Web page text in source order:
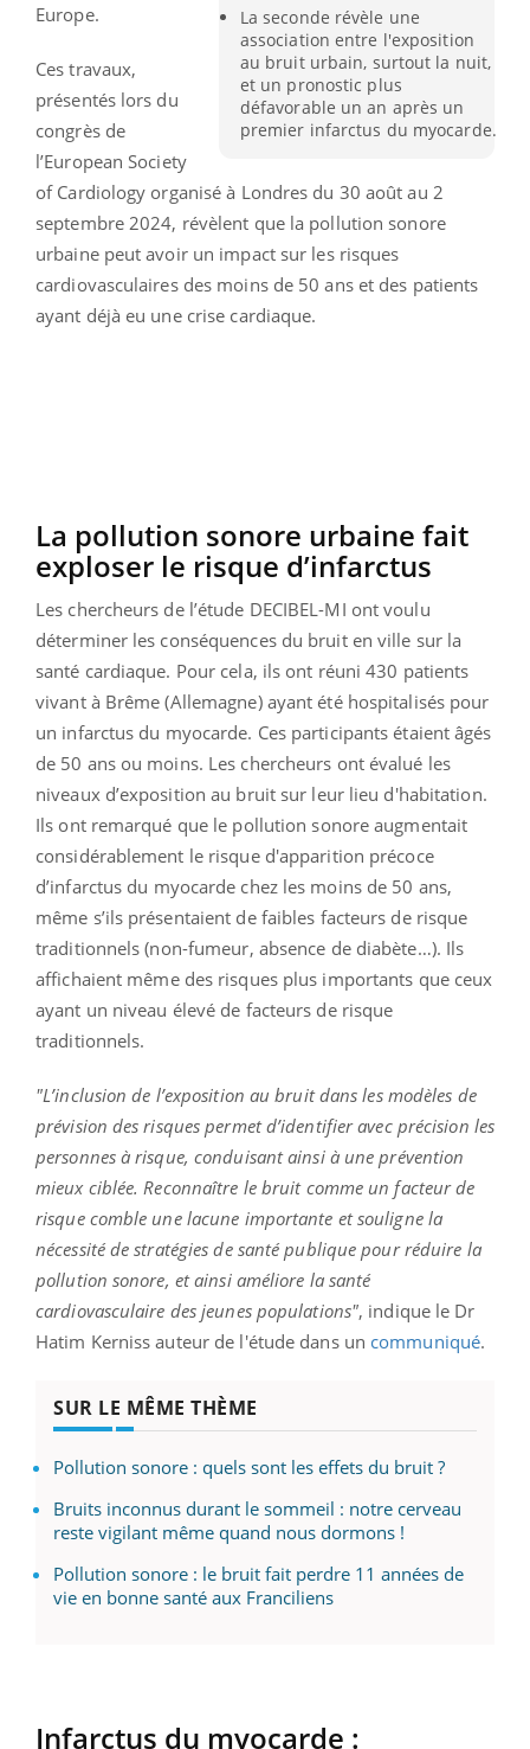
La seconde révèle une
association entre l'exposition
au bruit urbain, surtout la nuit,
et un pronostic plus
défavorable un an après un
premier infarctus du myocarde.
Europe.
Ces travaux,
présentés lors du
congrès de
l’European Society
of Cardiology organisé à Londres du 30 août au 2
septembre 2024, révèlent que la pollution sonore
urbaine peut avoir un impact sur les risques
cardiovasculaires des moins de 50 ans et des patients
ayant déjà eu une crise cardiaque.
La pollution sonore urbaine fait
exploser le risque d’infarctus
Les chercheurs de l’étude DECIBEL-MI ont voulu
déterminer les conséquences du bruit en ville sur la
santé cardiaque. Pour cela, ils ont réuni 430 patients
vivant à Brême (Allemagne) ayant été hospitalisés pour
un infarctus du myocarde. Ces participants étaient âgés
de 50 ans ou moins. Les chercheurs ont évalué les
niveaux d’exposition au bruit sur leur lieu d'habitation.
Ils ont remarqué que le pollution sonore augmentait
considérablement le risque d'apparition précoce
d’infarctus du myocarde chez les moins de 50 ans,
même s’ils présentaient de faibles facteurs de risque
traditionnels (non-fumeur, absence de diabète…). Ils
affichaient même des risques plus importants que ceux
ayant un niveau élevé de facteurs de risque
traditionnels.
"L’inclusion de l’exposition au bruit dans les modèles de
prévision des risques permet d’identifier avec précision les
personnes à risque, conduisant ainsi à une prévention
mieux ciblée. Reconnaître le bruit comme un facteur de
risque comble une lacune importante et souligne la
nécessité de stratégies de santé publique pour réduire la
pollution sonore, et ainsi améliore la santé
cardiovasculaire des jeunes populations", indique le Dr
Hatim Kerniss auteur de l'étude dans un communiqué.
SUR LE MÊME THÈME
Pollution sonore : quels sont les effets du bruit ?
Bruits inconnus durant le sommeil : notre cerveau
reste vigilant même quand nous dormons !
Pollution sonore : le bruit fait perdre 11 années de
vie en bonne santé aux Franciliens
Infarctus du myocarde :